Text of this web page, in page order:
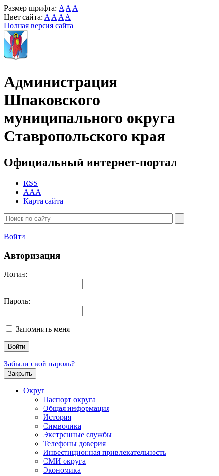
Размер шрифта: A A A
Цвет сайта: A A A A
Полная версия сайта
Администрация
Шпаковского
муниципального округа
Ставропольского края
Официальный интернет-портал
RSS
AAA
Карта сайта
Войти
Авторизация
Логин:
Пароль:
Запомнить меня
Забыли свой пароль?
Закрыть
Округ
Паспорт округа
Общая информация
История
Символика
Экстренные службы
Телефоны доверия
Инвестиционная привлекательность
СМИ округа
Экономика